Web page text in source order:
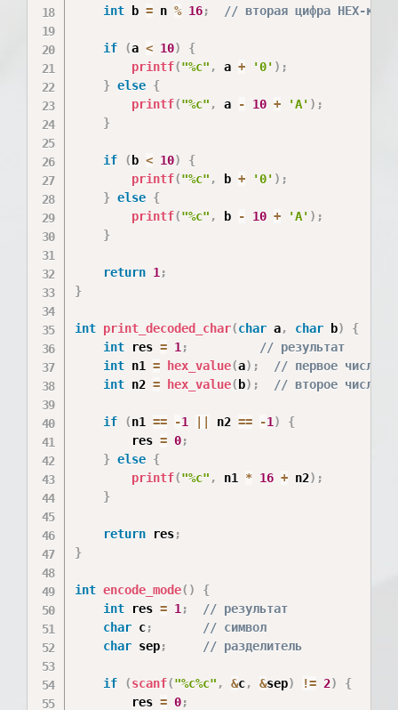
int b = n % 16; // вторая цифра HEX-кода
if (a < 10)
{
printf("%c" , a + '0' ) ;
} else {
printf("%c" , a - 10 + 'A' ) ;
}
if ( b < 10)
{
printf("%c" , b + '0' ) ;
} else {
printf("%c" , b - 10 + 'A' ) ;
}
return 1 ;
}
int print_decoded_char(char a, char b)
{
int res = 1 ;
// результат
int n1 = hex_value(a) ;
// первое число
int n2 = hex_value( b) ; // второе число
if (n1 == -1 n2 == -1 )
{
        res
= 0;
} else {
printf("%c" , n1 * 16 + n2) ;
}
return res;
}
int encode_mode( )
{
int res = 1 ;
// результат
char c;
// символ
char sep; // разделитель
if (scanf("%c%c" , &c, &sep) != 2)
{
        res
= 0;